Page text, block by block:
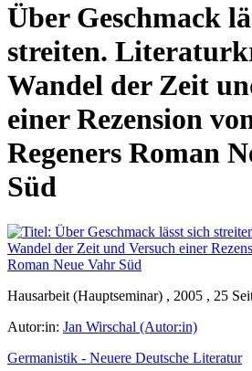
Über Geschmack
streiten.
Wandel der Zeit
einer Rezension
Regeners Roman
Süd
Hausarbeit (Hauptseminar) , 2005 , 25
Autor:in: Jan Wirschal (Autor:in)
Germanistik - Neuere Deutsche Literatur